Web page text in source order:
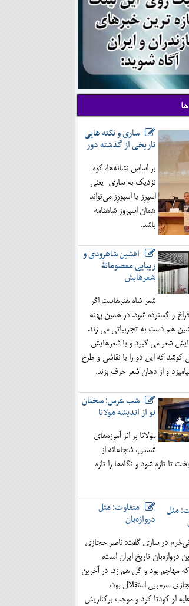
ساری و نکته هایی
تاریخی از گذشته دور
بر اساس نشانه‌ها، کوه
نزدیک به ساری یعنی
اسپِرِز یا اسپورِز می‌تواند
همان اسپروز شاهنامه
باشد.
افشین شاهرودی و
زیبایی معصومانۀ
شعرهایش
شعر شاه هنرهاست اگر
و گسترده شود. در همین پهنه
هم دست به تجربیاتی می زند.
شعر می گیرد و با شعرهایش
که این دو را با نقاشی و طرح
و از دهان شعر حرف بزند.
شب عرس؛ سخنان
نو از اندیشه مولانا
مولانا بر اثر آموزه‌های
شمس، شجاعانه از
تا تازه شود و نگاه‌ها را تازه
متفاوت؛ مثل
دروازه‌بان
در ساری گفت: ناصر حجازی
دروازه‌بان تاریخ ایران است،
که مهاجم بود و گل هم زد. در آخرین
سرمربی استقلال بود،
او کودتا کرد و موجب برکناریش